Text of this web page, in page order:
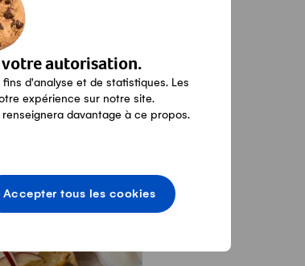
votre autorisation.
d'analyse et de statistiques. Les
expérience sur notre site.
renseignera davantage à ce propos.
Accepter tous les cookies
de saison